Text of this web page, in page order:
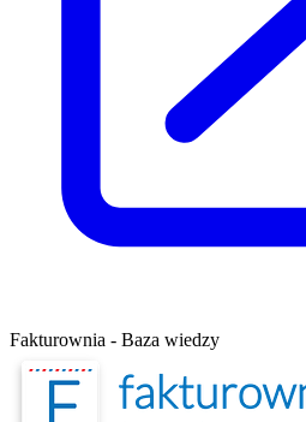
Fakturownia - Baza wiedzy